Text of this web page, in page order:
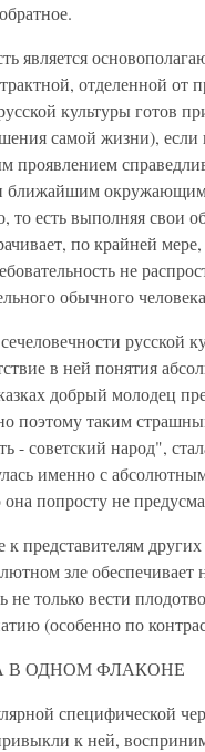
является
отделенной от
культуры готов
самой жизни),
ближайшим окружающим;
то есть выполняя свои
по крайней
не
обычного
русской
в ней понятия
добрый молодец
поэтому таким
- советский народ",
именно с
попросту не
представителям
зле
не только вести
(особенно по
В ОДНОМ ФЛАКОНЕ
специфической
к ней,